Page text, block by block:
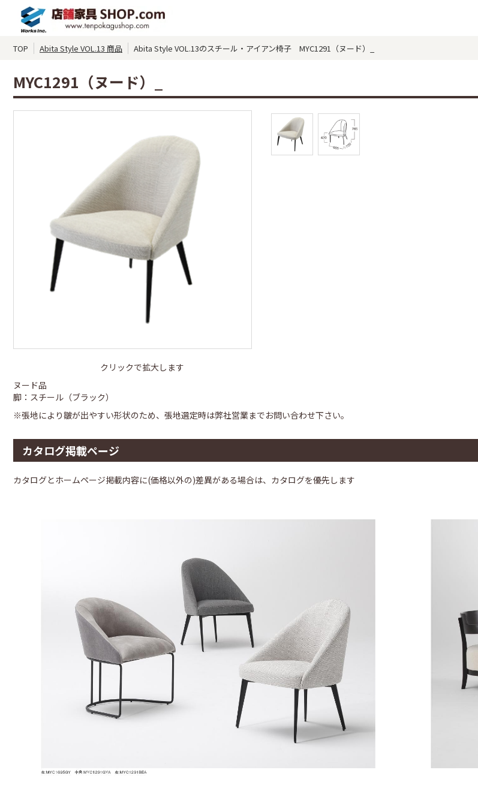
TOP Abita Style VOL.13 商品 Abita Style VOL.13のスチール・アイアン椅子 MYC1291（ヌード）_
MYC1291（ヌード）_
クリックで拡大します
ヌード品
脚：スチール（ブラック）
※張地により皺が出やすい形状のため、張地選定時は弊社営業までお問い合わせ下さい。
カタログ掲載ページ
カタログとホームページ掲載内容に(価格以外の)差異がある場合は、カタログを優先します